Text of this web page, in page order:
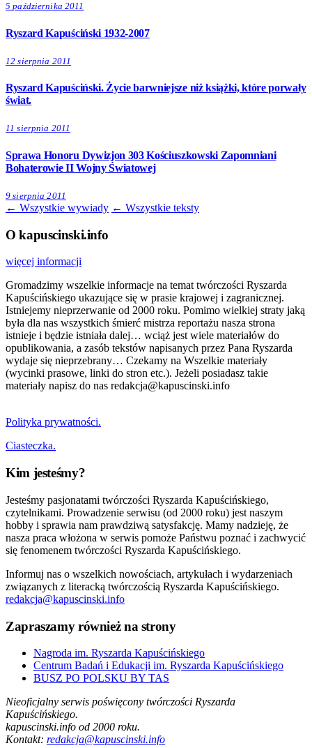
5 października 2011
Ryszard Kapuściński 1932-2007
12 sierpnia 2011
Ryszard Kapuściński. Życie barwniejsze niż książki, które porwały
świat.
11 sierpnia 2011
Sprawa Honoru Dywizjon 303 Kościuszkowski Zapomniani
Bohaterowie II Wojny Światowej
9 sierpnia 2011
← Wszystkie wywiady ← Wszystkie teksty
O kapuscinski.info
więcej informacji
Gromadzimy wszelkie informacje na temat twórczości Ryszarda
Kapuścińskiego ukazujące się w prasie krajowej i zagranicznej.
Istniejemy nieprzerwanie od 2000 roku. Pomimo wielkiej straty jaką
była dla nas wszystkich śmierć mistrza reportażu nasza strona
istnieje i będzie istniała dalej… wciąż jest wiele materiałów do
opublikowania, a zasób tekstów napisanych przez Pana Ryszarda
wydaje się nieprzebrany… Czekamy na Wszelkie materiały
(wycinki prasowe, linki do stron etc.). Jeżeli posiadasz takie
materiały napisz do nas redakcja@kapuscinski.info
Polityka prywatności.
Ciasteczka.
Kim jesteśmy?
Jesteśmy pasjonatami twórczości Ryszarda Kapuścińskiego,
czytelnikami. Prowadzenie serwisu (od 2000 roku) jest naszym
hobby i sprawia nam prawdziwą satysfakcję. Mamy nadzieję, że
nasza praca włożona w serwis pomoże Państwu poznać i zachwycić
się fenomenem twórczości Ryszarda Kapuścińskiego.
Informuj nas o wszelkich nowościach, artykułach i wydarzeniach
związanych z literacką twórczością Ryszarda Kapuścińskiego.
redakcja@kapuscinski.info
Zapraszamy również na strony
Nagroda im. Ryszarda Kapuścińskiego
Centrum Badań i Edukacji im. Ryszarda Kapuścińskiego
BUSZ PO POLSKU BY TAS
Nieoficjalny serwis poświęcony twórczości Ryszarda
Kapuścińskiego.
kapuscinski.info od 2000 roku.
Kontakt: redakcja@kapuscinski.info